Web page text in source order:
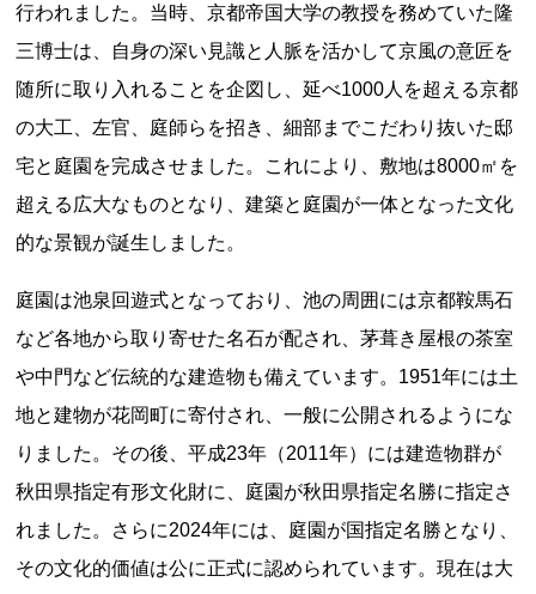
Final Access Books
橋野高炉
行われました。当時、京都帝国大学の教授を務めていた隆
三博士は、自身の深い見識と人脈を活かして京風の意匠を
随所に取り入れることを企図し、延べ1000人を超える京都
の大工、左官、庭師らを招き、細部までこだわり抜いた邸
宅と庭園を完成させました。これにより、敷地は8000㎡を
超える広大なものとなり、建築と庭園が一体となった文化
的な景観が誕生しました。
庭園は池泉回遊式となっており、池の周囲には京都鞍馬石
など各地から取り寄せた名石が配され、茅葺き屋根の茶室
や中門など伝統的な建造物も備えています。1951年には土
地と建物が花岡町に寄付され、一般に公開されるようにな
りました。その後、平成23年（2011年）には建造物群が
秋田県指定有形文化財に、庭園が秋田県指定名勝に指定さ
れました。さらに2024年には、庭園が国指定名勝となり、
その文化的価値は公に正式に認められています。現在は大